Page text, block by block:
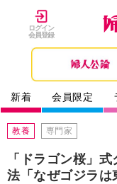
ログイン
会員登録
新着 会員限定
教養 専門家
「ドラゴン桜」
法「なぜゴジラは